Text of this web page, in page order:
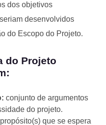
dos objetivos
desenvolvidos
do Escopo do Projeto.
do Projeto
conjunto de argumentos
do projeto.
propósito(s) que se espera